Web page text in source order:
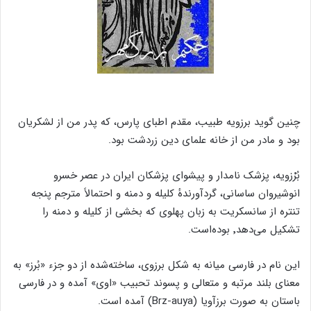
چنین گوید برزویه طبیب، مقدم اطبای پارس، که پدر من از لشکریان
بود و مادر من از خانه علمای دین زردشت بود.
بُرْزویه‌، پزشک‌ نامدار و پیشوای پزشکان‌ ایران‌ در عصر خسرو
انوشیروان‌ ساسانى‌، گردآورندهٔ کلیله و دمنه و احتمالاً مترجم‌ پنجه‌
تنتره‌ از سانسکریت‌ به‌ زبان پهلوی که‌ بخشى‌ از کلیله و دمنه را
تشکیل‌ مى‌دهد٬ بوده‌است.
این‌ نام‌ در فارسی میانه به‌ شکل‌ برزوی، ساخته‌شده‌ از دو جزء «بُرز» به
‌معنای‌ بلند مرتبه‌ و متعالى‌ و پسوند تحبیب‌ «اوی‌» آمده و در فارسی
باستان به‌ صورت‌ برزآویا (Brz-auya) آمده‌ است‌.